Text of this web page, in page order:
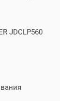
JDCLP560